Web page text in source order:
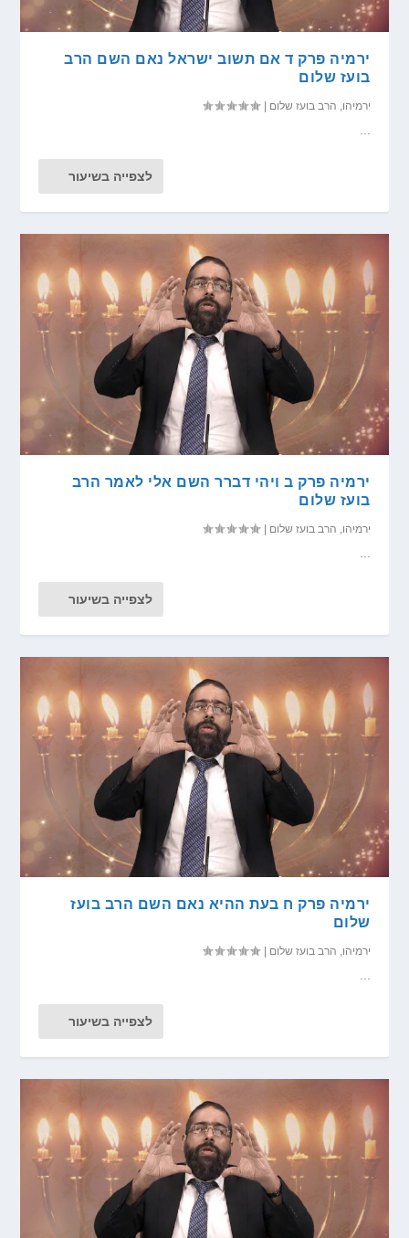
ירמיה פרק ד אם תשוב ישראל נאם השם הרב
בועז שלום
ירמיהו, הרב בועז שלום |
לצפייה בשיעור
ירמיה פרק ב ויהי דברר השם אלי לאמר הרב
בועז שלום
ירמיהו הרב בועז שלום |
לצפייה בשיעור
ירמיה פרק ח בעת ההיא נאם השם הרב בועז
שלום
ירמיהו, הרב בועז שלום |
...
לצפייה בשיעור